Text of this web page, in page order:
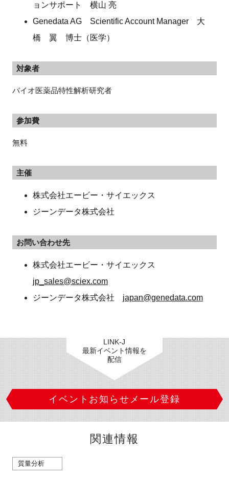
ョンサポート 横山 亮
Genedata AG Scientific Account Manager 大
橋 翼 博士（医学）
対象者
バイオ医薬品特性解析研究者
参加費
無料
主催
株式会社エービー・サイエックス
ジーンデータ株式会社
お問い合わせ先
株式会社エービー・サイエックス
jp_sales@sciex.com
ジーンデータ株式会社 japan@genedata.com
LINK-J
最新イベント情報を
配信
イベントお知らせメール登録
関連情報
質量分析